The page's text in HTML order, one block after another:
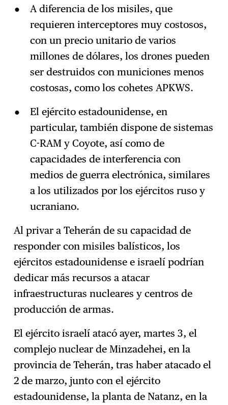
A diferencia de los misiles, que
requieren interceptores muy costosos,
con un precio unitario de varios
millones de dólares, los drones pueden
ser destruidos con municiones menos
costosas, como los cohetes APKWS.
El ejército estadounidense, en
particular, también dispone de sistemas
C-RAM y Coyote, así como de
capacidades de interferencia con
medios de guerra electrónica, similares
a los utilizados por los ejércitos ruso y
ucraniano.
Al privar a Teherán de su capacidad de
responder con misiles balísticos, los
ejércitos estadounidense e israelí podrían
dedicar más recursos a atacar
infraestructuras nucleares y centros de
producción de armas.
El ejército israelí atacó ayer, martes 3, el
complejo nuclear de Minzadehei, en la
provincia de Teherán, tras haber atacado el
2 de marzo, junto con el ejército
estadounidense, la planta de Natanz, en la